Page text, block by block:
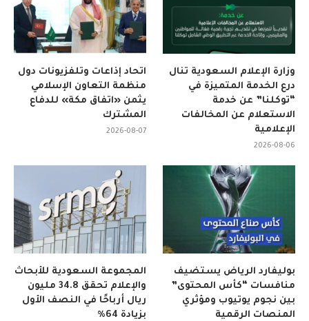
اتحاد إذاعات وتلفزيونات دول
منظمة التعاون الإسلامي
يثمن «اتفاق مكة» للدفاع
المشترك
2026-08-07
وزارة الإعلام السعودية تنال
درع الخدمة المتميزة في
“توكلنا” عن خدمة
الاستعلام عن المخالفات
الإعلامية
2026-08-06
المجموعة السعودية للأبحاث
والإعلام تحقق 34.8 مليون
ريال أرباحًا في النصف الأول
بزيادة 64%
بوليفارد الرياض يستضيف
منافسات “كأس المحتوى”
بين نجوم يوتيوب ومؤثري
المنصات الرقمية